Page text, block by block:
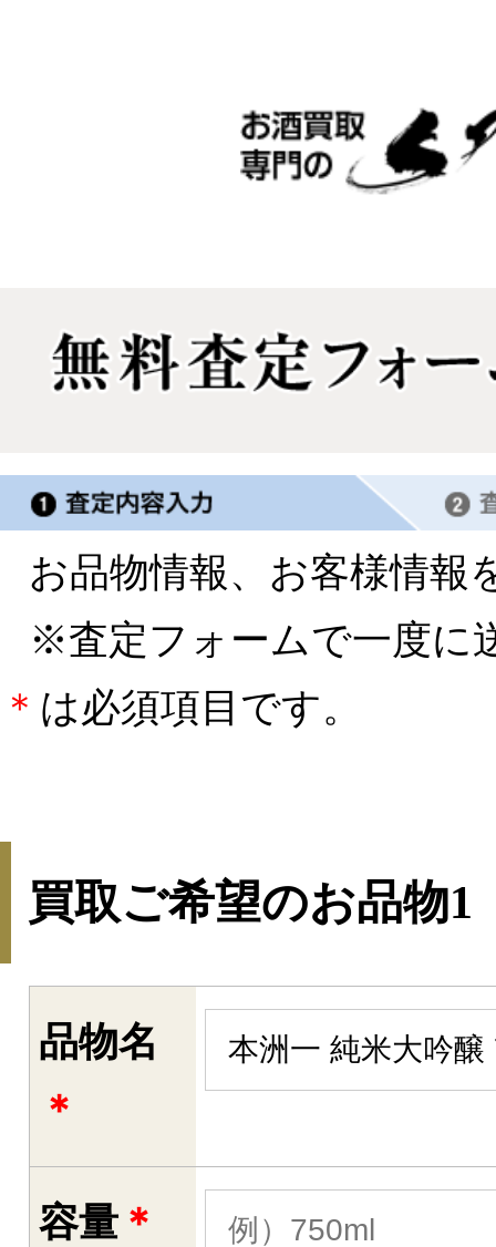
お品物情報、お客様情報
※査定フォームで一度に
＊ は必須項目です。
買取ご希望のお品物1
品物名
＊
容量 ＊